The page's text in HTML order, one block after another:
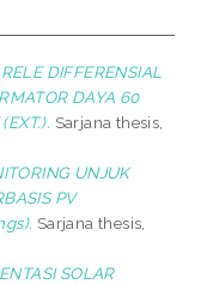
DIFFERENSIAL
DAYA 60
Sarjana thesis,
UNJUK
PV
Sarjana thesis,
SOLAR